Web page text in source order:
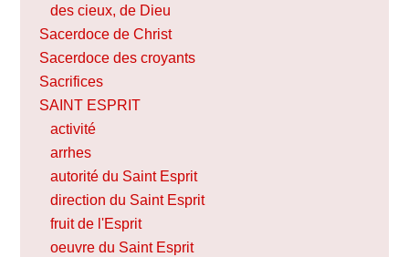
des cieux, de Dieu
Sacerdoce de Christ
Sacerdoce des croyants
Sacrifices
SAINT ESPRIT
activité
arrhes
autorité du Saint Esprit
direction du Saint Esprit
fruit de l'Esprit
oeuvre du Saint Esprit